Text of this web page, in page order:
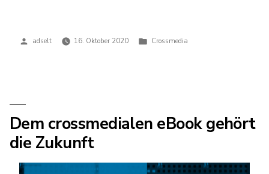
Veröffentlicht
adselt 16. Oktober 2020
Veröffentlicht
Crossmedia
Dem crossmedialen eBook gehört
die Zukunft